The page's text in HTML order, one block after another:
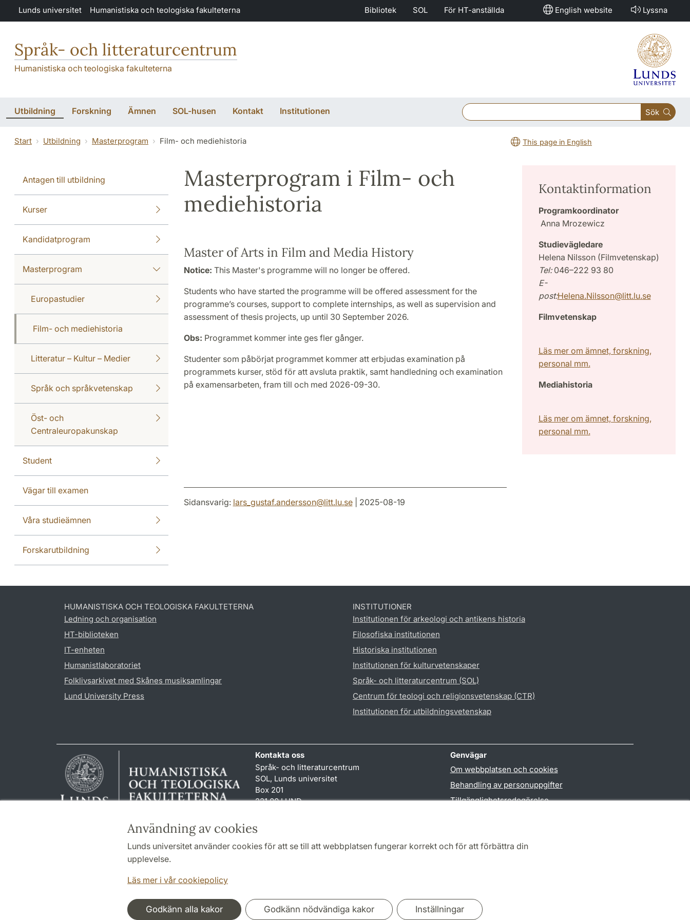
Hoppa till huvudinnehåll
Användning av cookies
Lunds universitet använder cookies för att se till att webbplatsen fungerar korrekt och för att förbättra din
upplevelse.
Läs mer i vår cookiepolicy
Godkänn alla kakor Godkänn nödvändiga kakor Inställningar
Lunds universitet Humanistiska och teologiska fakulteterna Bibliotek SOL För HT-anställda English website Lyssna
Språk- och litteraturcentrum
Humanistiska och teologiska fakulteterna
Utbildning Forskning Ämnen SOL-husen Kontakt Institutionen Sök
Start Utbildning Masterprogram Film- och mediehistoria This page in English
Antagen till utbildning
Kurser
Kandidatprogram
Masterprogram
Europastudier
Film- och mediehistoria
Litteratur – Kultur – Medier
Språk och språkvetenskap
Öst- och
Centraleuropakunskap
Student
Vägar till examen
Våra studieämnen
Forskarutbildning
Masterprogram i Film- och
mediehistoria
Master of Arts in Film and Media History
Notice: This Master's programme will no longer be offered.
Students who have started the programme will be offered assessment for the
programme’s courses, support to complete internships, as well as supervision and
assessment of thesis projects, up until 30 September 2026.
Obs: Programmet kommer inte ges fler gånger.
Studenter som påbörjat programmet kommer att erbjudas examination på
programmets kurser, stöd för att avsluta praktik, samt handledning och examination
på examensarbeten, fram till och med 2026-09-30.
Kontaktinformation
Programkoordinator
Anna Mrozewicz
Studievägledare
Helena Nilsson (Filmvetenskap)
Tel: 046–222 93 80
E-
post:Helena.Nilsson@litt.lu.se
Filmvetenskap
Läs mer om ämnet, forskning,
personal mm.
Mediahistoria
Läs mer om ämnet, forskning,
personal mm.
Sidansvarig: lars_gustaf.andersson@litt.lu.se| 2025-08-19
HUMANISTISKA OCH TEOLOGISKA FAKULTETERNA
Ledning och organisation
HT-biblioteken
IT-enheten
Humanistlaboratoriet
Folklivsarkivet med Skånes musiksamlingar
Lund University Press
INSTITUTIONER
Institutionen för arkeologi och antikens historia
Filosofiska institutionen
Historiska institutionen
Institutionen för kulturvetenskaper
Språk- och litteraturcentrum (SOL)
Centrum för teologi och religionsvetenskap (CTR)
Institutionen för utbildningsvetenskap
Kontakta oss
Språk- och litteraturcentrum
SOL, Lunds universitet
Box 201
221 00 LUND
reception
Genvägar
Om webbplatsen och cookies
Behandling av personuppgifter
Tillgänglighetsredogörelse